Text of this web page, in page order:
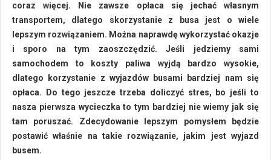
coraz więcej. Nie zawsze opłaca się jechać własnym
transportem, dlatego skorzystanie z busa jest o wiele
lepszym rozwiązaniem. Można naprawdę wykorzystać okazje
i sporo na tym zaoszczędzić. Jeśli jedziemy sami
samochodem to koszty paliwa wyjdą bardzo wysokie,
dlatego korzystanie z wyjazdów busami bardziej nam się
opłaca. Do tego jeszcze trzeba doliczyć stres, bo jeśli to
nasza pierwsza wycieczka to tym bardziej nie wiemy jak się
tam poruszać. Zdecydowanie lepszym pomysłem będzie
postawić właśnie na takie rozwiązanie, jakim jest wyjazd
busem.